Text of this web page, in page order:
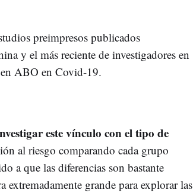
preimpresos publicados
y el más reciente de investigadores en
ABO en Covid-19.
este vínculo con el tipo de
al riesgo comparando cada grupo
a que las diferencias son bastante
extremadamente grande para explorar las